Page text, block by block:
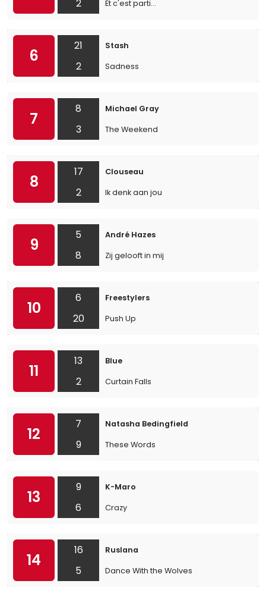
2 Et c'est parti...
6
21
2
Stash
Sadness
7
8
3
Michael Gray
The Weekend
8
17
2
Clouseau
Ik denk aan jou
9
5
8
André Hazes
Zij gelooft in mij
10
6
20
Freestylers
Push Up
11
13
2
Blue
Curtain Falls
12
7
9
Natasha Bedingfield
These Words
13
9
6
K-Maro
Crazy
14
16
5
Ruslana
Dance With the Wolves